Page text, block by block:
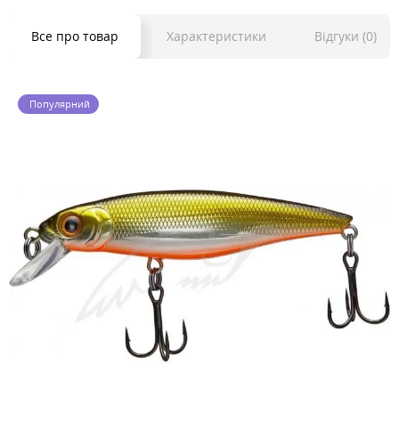
Все про товар Характеристики Відгуки (0)
Популярний